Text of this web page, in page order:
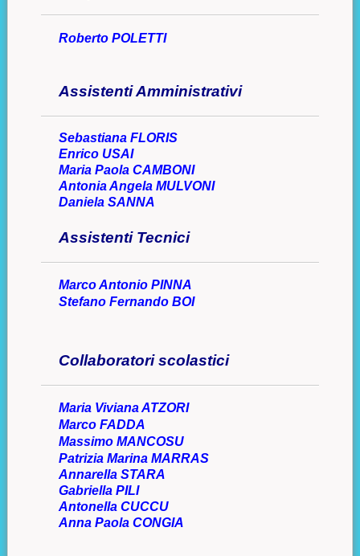
Roberto POLETTI
Assistenti Amministrativi
Sebastiana FLORIS
Enrico USAI
Maria Paola CAMBONI
Antonia Angela MULVONI
Daniela SANNA
Assistenti Tecnici
Marco Antonio PINNA
Stefano Fernando BOI
Collaboratori scolastici
Maria Viviana ATZORI
Marco FADDA
Massimo MANCOSU
Patrizia Marina MARRAS
Annarella STARA
Gabriella PILI
Antonella CUCCU
Anna Paola CONGIA